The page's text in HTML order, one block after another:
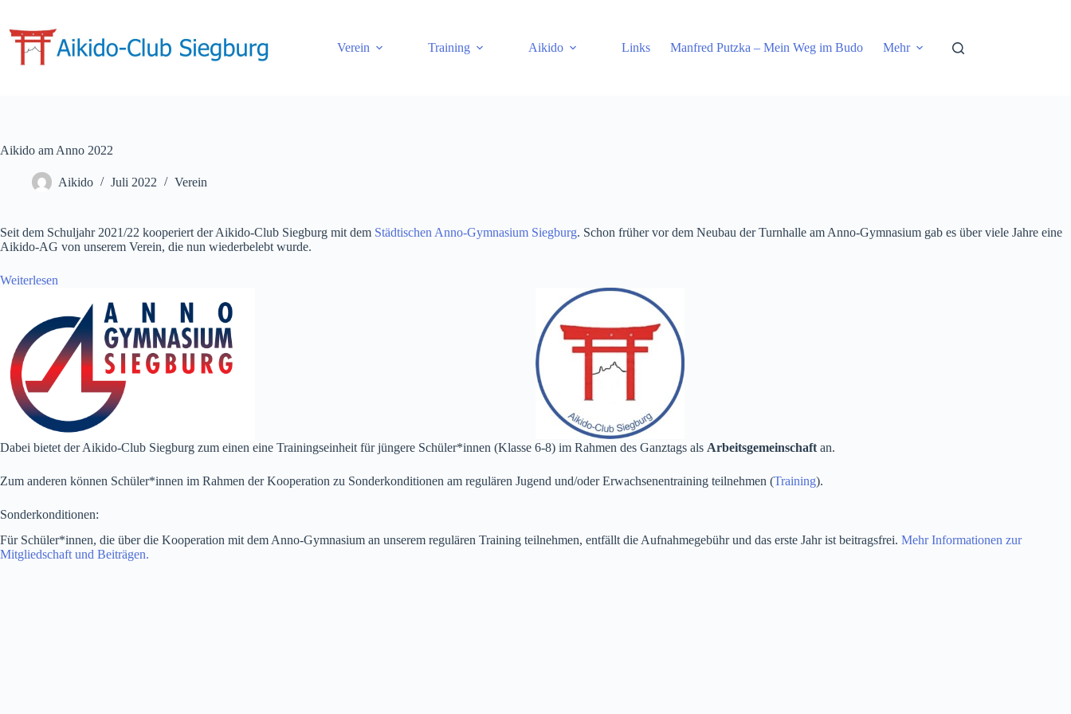
Verein Training Aikido Links Manfred Putzka – Mein Weg im Budo Mehr
Aikido am Anno 2022
Aikido Juli 2022 Verein
Seit dem Schuljahr 2021/22 kooperiert der Aikido-Club Siegburg mit dem Städtischen Anno-Gymnasium Siegburg. Schon früher vor dem Neubau der Turnhalle am Anno-Gymnasium gab es über viele Jahre eine
Aikido-AG von unserem Verein, die nun wiederbelebt wurde.
Weiterlesen
Dabei bietet der Aikido-Club Siegburg zum einen eine Trainingseinheit für jüngere Schüler*innen (Klasse 6-8) im Rahmen des Ganztags als Arbeitsgemeinschaft an.
Zum anderen können Schüler*innen im Rahmen der Kooperation zu Sonderkonditionen am regulären Jugend und/oder Erwachsenentraining teilnehmen (Training).
Sonderkonditionen:
Für Schüler*innen, die über die Kooperation mit dem Anno-Gymnasium an unserem regulären Training teilnehmen, entfällt die Aufnahmegebühr und das erste Jahr ist beitragsfrei. Mehr Informationen zur
Mitgliedschaft und Beiträgen.